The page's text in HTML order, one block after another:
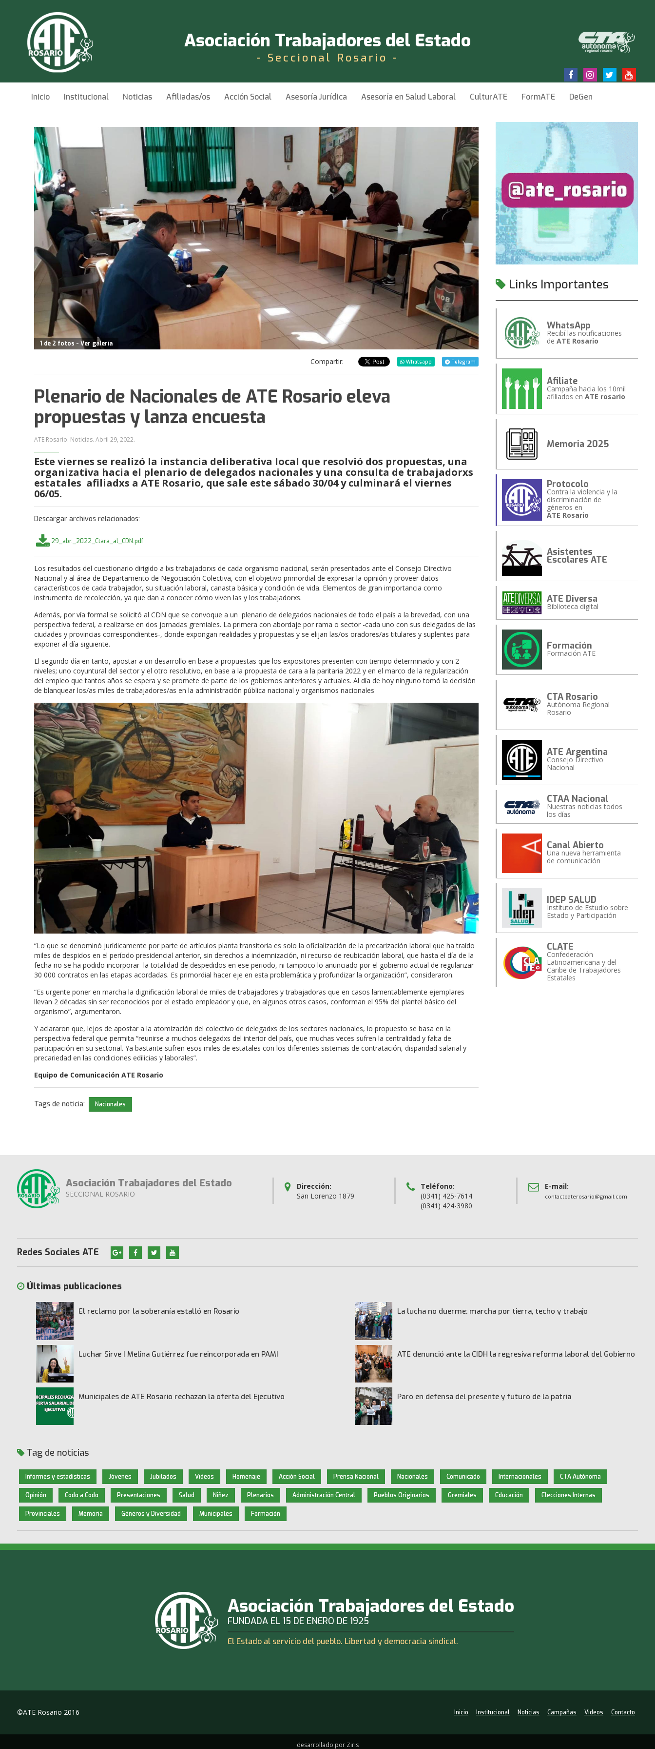
Asociación Trabajadores del Estado
- Seccional Rosario -
Inicio Institucional Noticias Afiliadas/os Acción Social Asesoría Jurídica Asesoría en Salud Laboral CulturATE FormATE DeGen
Videos Contacto
1 de 2 fotos - Ver galería
Telegram
Whatsapp
Compartir:
Plenario de Nacionales de ATE Rosario eleva
propuestas y lanza encuesta
ATE Rosario. Noticias. Abril 29, 2022.
Este viernes se realizó la instancia deliberativa local que resolvió dos propuestas, una
organizativa hacia el plenario de delegados nacionales y una consulta de trabajadorxs
estatales afiliadxs a ATE Rosario, que sale este sábado 30/04 y culminará el viernes
06/05.
Descargar archivos relacionados:
29_abr._2022_Ctara_al_CDN.pdf
Los resultados del cuestionario dirigido a lxs trabajadorxs de cada organismo nacional, serán presentados ante el Consejo Directivo
Nacional y al área de Departamento de Negociación Colectiva, con el objetivo primordial de expresar la opinión y proveer datos
característicos de cada trabajador, su situación laboral, canasta básica y condición de vida. Elementos de gran importancia como
instrumento de recolección, ya que dan a conocer cómo viven las y los trabajadorxs.
Además, por vía formal se solicitó al CDN que se convoque a un plenario de delegados nacionales de todo el país a la brevedad, con una
perspectiva federal, a realizarse en dos jornadas gremiales. La primera con abordaje por rama o sector -cada uno con sus delegados de las
ciudades y provincias correspondientes-, donde expongan realidades y propuestas y se elijan las/os oradores/as titulares y suplentes para
exponer al día siguiente.
El segundo día en tanto, apostar a un desarrollo en base a propuestas que los expositores presenten con tiempo determinado y con 2
niveles; uno coyuntural del sector y el otro resolutivo, en base a la propuesta de cara a la paritaria 2022 y en el marco de la regularización
del empleo que tantos años se espera y se promete de parte de los gobiernos anteriores y actuales. Al día de hoy ninguno tomó la decisión
de blanquear los/as miles de trabajadores/as en la administración pública nacional y organismos nacionales
“Lo que se denominó jurídicamente por parte de artículos planta transitoria es solo la oficialización de la precarización laboral que ha traído
miles de despidos en el período presidencial anterior, sin derechos a indemnización, ni recurso de reubicación laboral, que hasta el día de la
fecha no se ha podido incorporar la totalidad de despedidos en ese periodo, ni tampoco lo anunciado por el gobierno actual de regularizar
30 000 contratos en las etapas acordadas. Es primordial hacer eje en esta problemática y profundizar la organización”, consideraron.
“Es urgente poner en marcha la dignificación laboral de miles de trabajadores y trabajadoras que en casos lamentablemente ejemplares
llevan 2 décadas sin ser reconocidos por el estado empleador y que, en algunos otros casos, conforman el 95% del plantel básico del
organismo”, argumentaron.
Y aclararon que, lejos de apostar a la atomización del colectivo de delegadxs de los sectores nacionales, lo propuesto se basa en la
perspectiva federal que permita “reunirse a muchos delegadxs del interior del país, que muchas veces sufren la centralidad y falta de
participación en su sectorial. Ya bastante sufren esos miles de estatales con los diferentes sistemas de contratación, disparidad salarial y
precariedad en las condiciones edilicias y laborales”.
Equipo de Comunicación ATE Rosario
Tags de noticia: Nacionales
Links Importantes
WhatsApp
Recibí las notificaciones
de ATE Rosario
Afiliate
Campaña hacia los 10mil
afiliados en ATE rosario
Memoria 2025
Protocolo
Contra la violencia y la
discriminación de
géneros en
ATE Rosario
Asistentes
Escolares ATE
ATE Diversa
Biblioteca digital
Formación
Formación ATE
CTA Rosario
Autónoma Regional
Rosario
ATE Argentina
Consejo Directivo
Nacional
CTAA Nacional
Nuestras noticias todos
los días
Canal Abierto
Una nueva herramienta
de comunicación
IDEP SALUD
Instituto de Estudio sobre
Estado y Participación
CLATE
Confederación
Latinoamericana y del
Caribe de Trabajadores
Estatales
Asociación Trabajadores del Estado
SECCIONAL ROSARIO
Dirección:
San Lorenzo 1879
Teléfono:
(0341) 425-7614
(0341) 424-3980
E-mail:
contactoaterosario@gmail.com
Redes Sociales ATE
Últimas publicaciones
El reclamo por la soberanía estalló en Rosario La lucha no duerme: marcha por tierra, techo y trabajo
Luchar Sirve | Melina Gutiérrez fue reincorporada en PAMI ATE denunció ante la CIDH la regresiva reforma laboral del Gobierno
Municipales de ATE Rosario rechazan la oferta del Ejecutivo Paro en defensa del presente y futuro de la patria
Tag de noticias
Informes y estadísticas Jóvenes Jubilados Videos Homenaje Acción Social Prensa Nacional Nacionales Comunicado Internacionales CTA Autónoma
Opinión Codo a Codo Presentaciones Salud Niñez Plenarios Administración Central Pueblos Originarios Gremiales Educación Elecciones Internas
Provinciales Memoria Géneros y Diversidad Municipales Formación
Asociación Trabajadores del Estado
FUNDADA EL 15 DE ENERO DE 1925
El Estado al servicio del pueblo. Libertad y democracia sindical.
©ATE Rosario 2016 Inicio Institucional Noticias Campañas Videos Contacto
desarrollado por Ziris